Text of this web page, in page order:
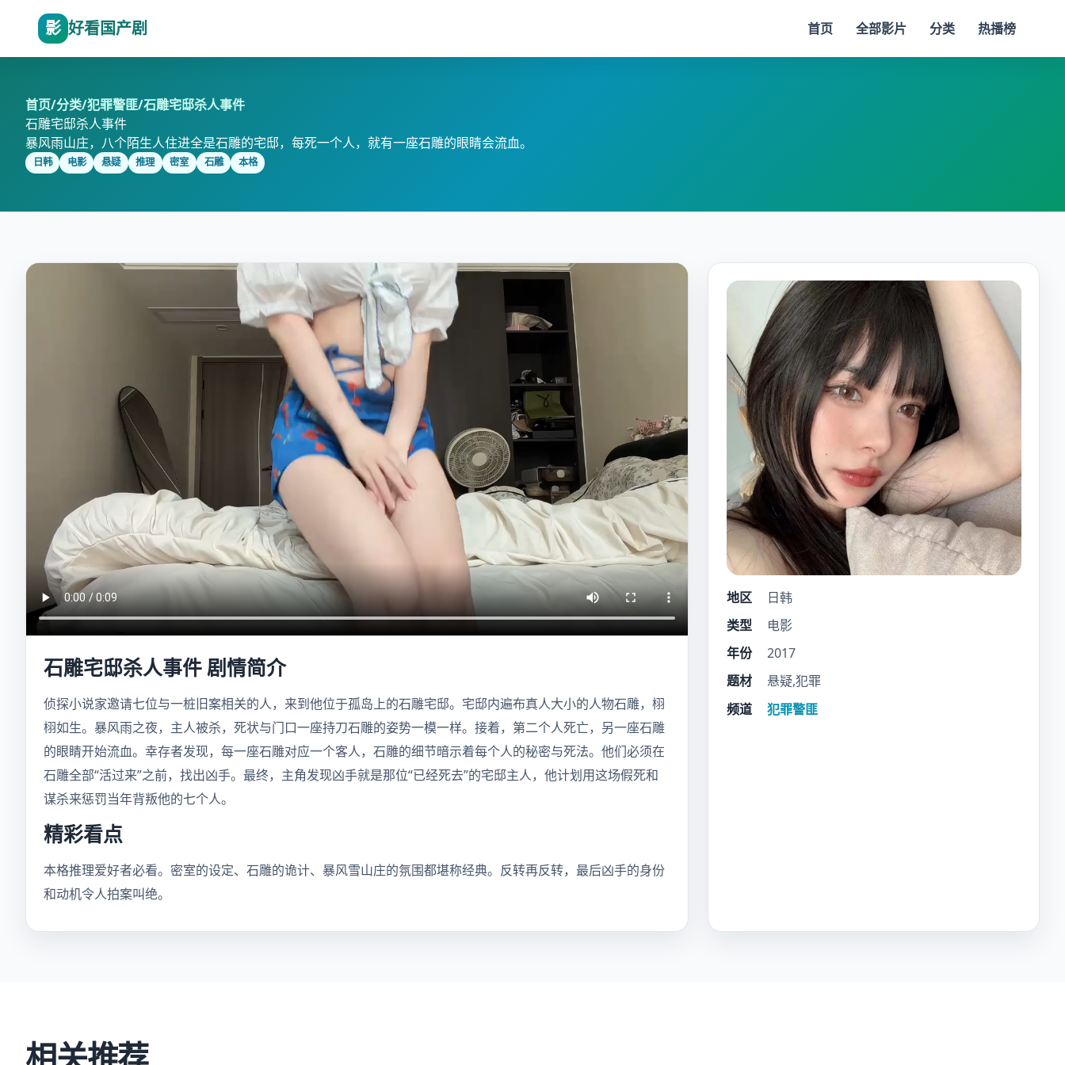
影 好看国产剧 首页 全部影片 分类 热播榜
首页/分类/犯罪警匪/石雕宅邸杀人事件
石雕宅邸杀人事件
暴风雨山庄，八个陌生人住进全是石雕的宅邸，每死一个人，就有一座石雕的眼睛会流血。
日韩 电影 悬疑 推理 密室 石雕 本格
石雕宅邸杀人事件 剧情简介
侦探小说家邀请七位与一桩旧案相关的人，来到他位于孤岛上的石雕宅邸。宅邸内遍布真人大小的人物石雕，栩
栩如生。暴风雨之夜，主人被杀，死状与门口一座持刀石雕的姿势一模一样。接着，第二个人死亡，另一座石雕
的眼睛开始流血。幸存者发现，每一座石雕对应一个客人，石雕的细节暗示着每个人的秘密与死法。他们必须在
石雕全部“活过来”之前，找出凶手。最终，主角发现凶手就是那位“已经死去”的宅邸主人，他计划用这场假死和
谋杀来惩罚当年背叛他的七个人。
精彩看点
本格推理爱好者必看。密室的设定、石雕的诡计、暴风雪山庄的氛围都堪称经典。反转再反转，最后凶手的身份
和动机令人拍案叫绝。
地区
日韩
类型
电影
年份
2017
题材
悬疑,犯罪
频道
犯罪警匪